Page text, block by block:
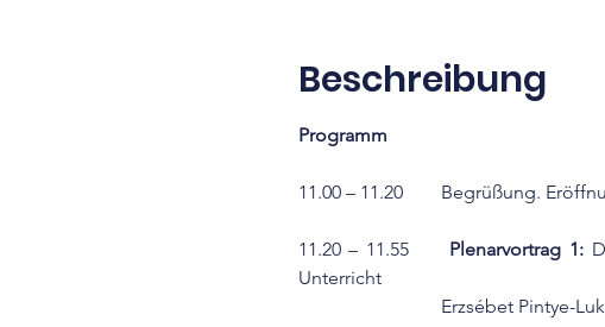
Beschreibung
Programm
11.00 – 11.20
11.20 – 11.55 Plenarvortrag 1:
Unterricht
Erzsébet Pintye-